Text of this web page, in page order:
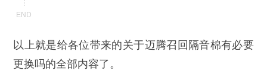
以上就是给各位带来的关于迈腾召回隔音棉有必要
更换吗的全部内容了。